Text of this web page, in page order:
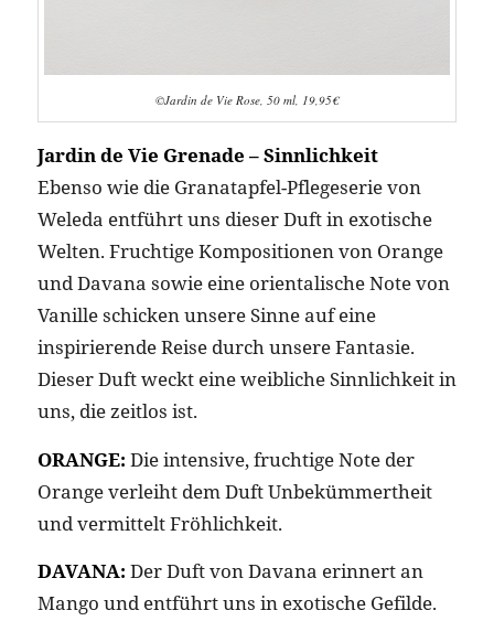
©Jardin de Vie Rose, 50 ml, 19,95€
Jardin de Vie Grenade – Sinnlichkeit
Ebenso wie die Granatapfel-Pflegeserie von
Weleda entführt uns dieser Duft in exotische
Welten. Fruchtige Kompositionen von Orange
und Davana sowie eine orientalische Note von
Vanille schicken unsere Sinne auf eine
inspirierende Reise durch unsere Fantasie.
Dieser Duft weckt eine weibliche Sinnlichkeit in
uns, die zeitlos ist.
ORANGE: Die intensive, fruchtige Note der
Orange verleiht dem Duft Unbekümmertheit
und vermittelt Fröhlichkeit.
DAVANA: Der Duft von Davana erinnert an
Mango und entführt uns in exotische Gefilde.